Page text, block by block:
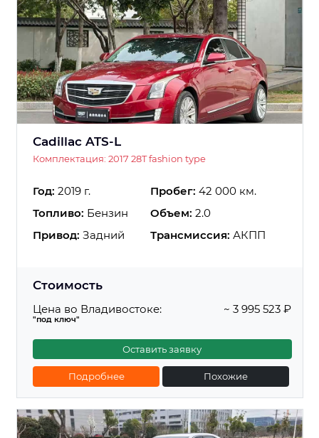
Cadillac ATS-L
Комплектация: 2017 28T fashion type
Год: 2019 г. Пробег: 42 000 км.
Топливо: Бензин Объем: 2.0
Привод: Задний Трансмиссия: АКПП
Стоимость
Цена во Владивостоке:
"под ключ"
~ 3 995 523 ₽
Оставить заявку
Подробнее Похожие